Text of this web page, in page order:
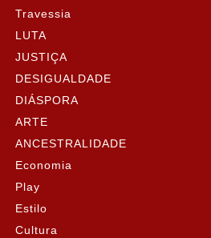
Travessia
LUTA
JUSTIÇA
DESIGUALDADE
DIÁSPORA
ARTE
ANCESTRALIDADE
Economia
Play
Estilo
Cultura